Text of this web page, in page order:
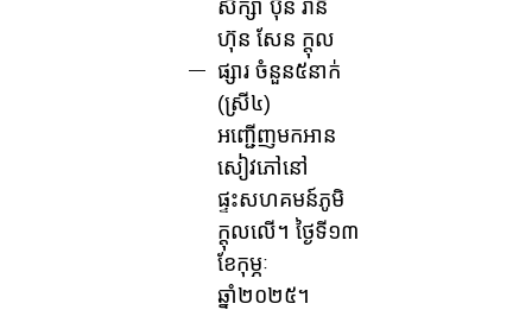
សិក្សា ប៊ុន រ៉ានី
ហ៊ុន សែន ក្តុល
ផ្សារ ចំនួន៥នាក់
(ស្រី៤)
អញ្ជើញមកអាន
សៀវភៅនៅ
ផ្ទះសហគមន៍ភូមិ
ក្តុលលើ។ ថ្ងៃទី១៣
ខែកុម្ភៈ
ឆ្នាំ២០២៥។